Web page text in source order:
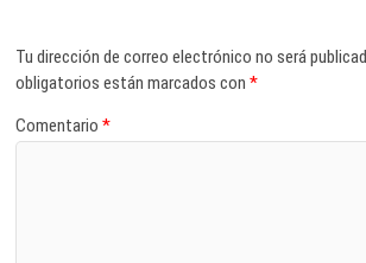
Tu dirección de correo electrónico no será
obligatorios están marcados con*
Comentario*